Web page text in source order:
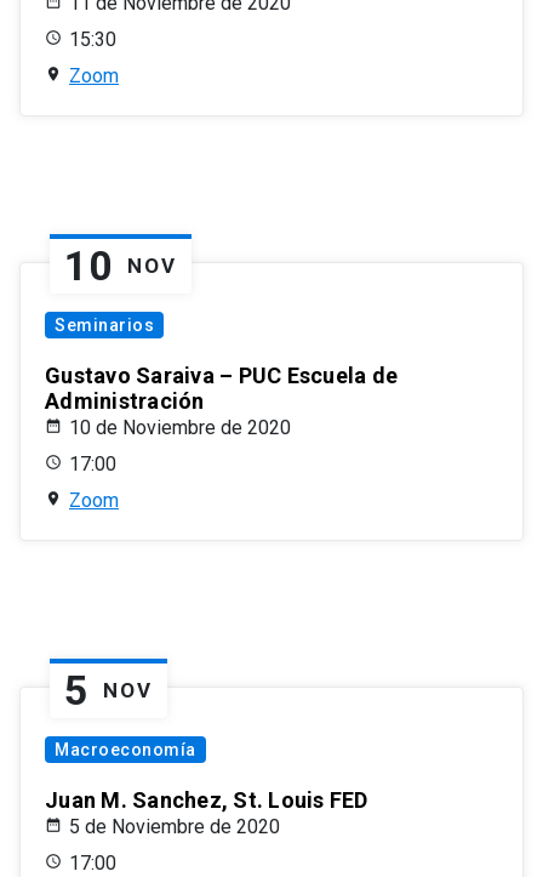
15:30
Zoom
10 NOV
Seminarios
Gustavo Saraiva – PUC Escuela de
Administración
10 de Noviembre de 2020
17:00
Zoom
5 NOV
Macroeconomía
Juan M. Sanchez, St. Louis FED
5 de Noviembre de 2020
17:00